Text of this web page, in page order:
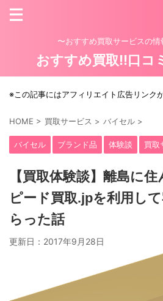
〜おすすめ買取サービスの
おすすめ買取!!口コ
※この記事にはアフィリエイト広告リンク
HOME > 買取サービス > バイセル >
バイセル ブランド品 体験談 買取
【買取体験談】離島に
ピード買取.jpを利用し
らった話
更新日： 2017年9月28日